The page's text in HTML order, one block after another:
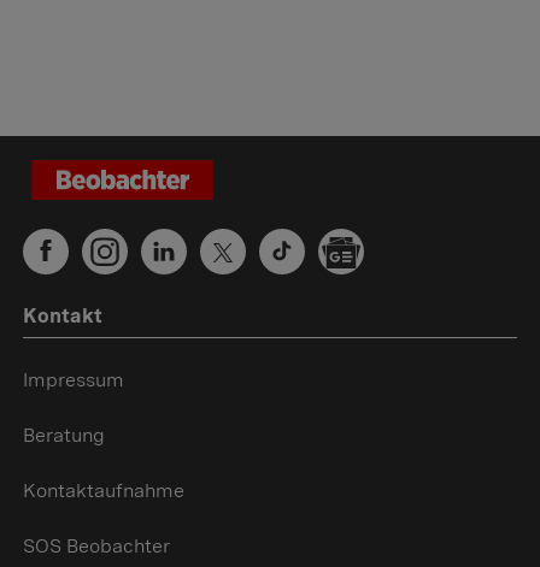
Kontakt
Impressum
Beratung
Kontaktaufnahme
SOS Beobachter